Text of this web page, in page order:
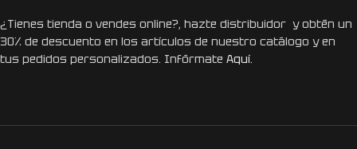
¿Tienes tienda o vendes online?, hazte distribuidor y obtén un
30% de descuento en los artículos de nuestro catálogo y en
tus pedidos personalizados. Infórmate Aquí.